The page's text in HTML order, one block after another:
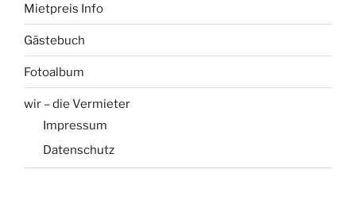
Mietpreis Info
Gästebuch
Fotoalbum
wir – die Vermieter
Impressum
Datenschutz